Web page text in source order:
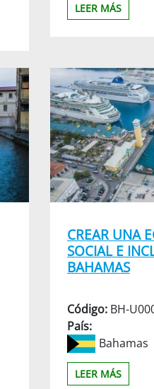
LEER MÁS
CREAR UNA
SOCIAL E
BAHAMAS
Código: BH-
País:
Bahamas
LEER MÁS